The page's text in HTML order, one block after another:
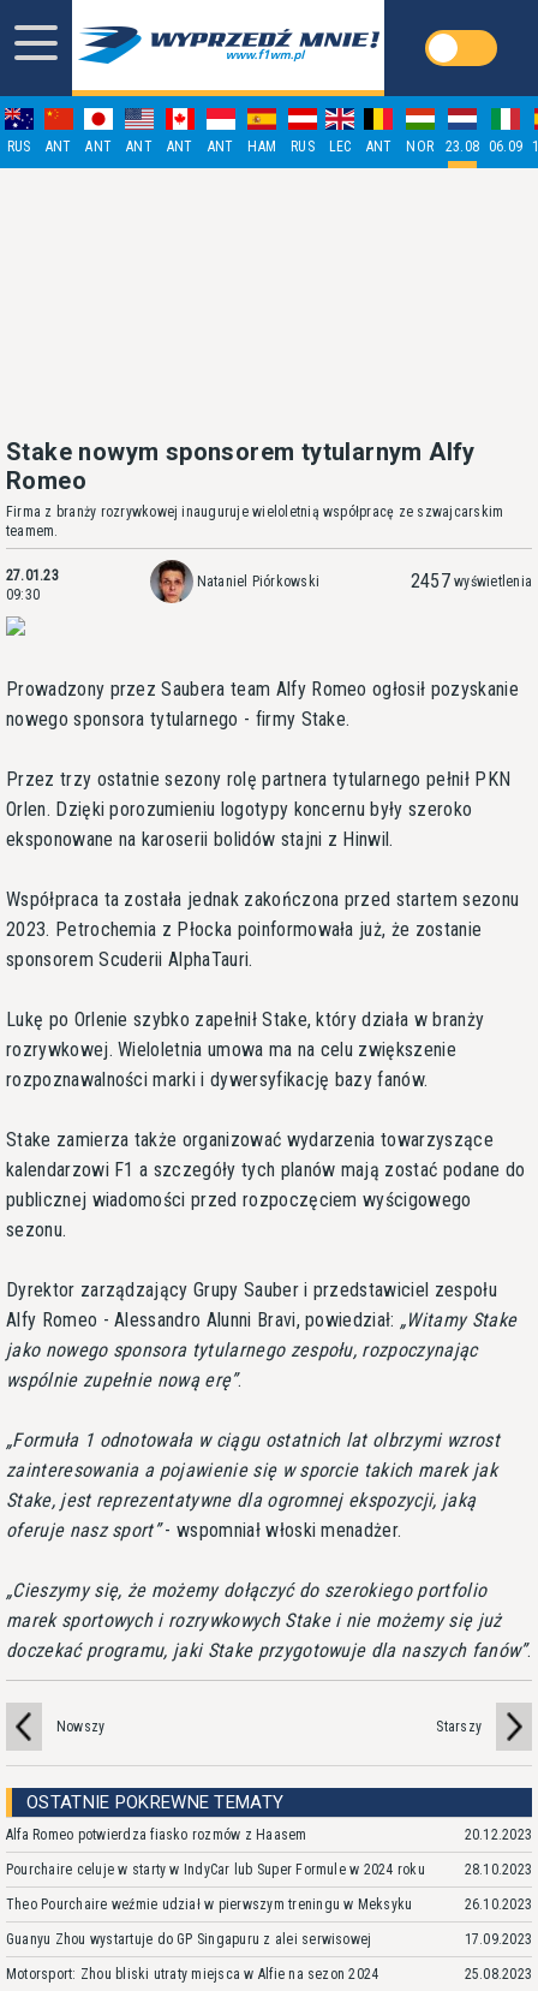
RUS ANT ANT ANT ANT ANT HAM RUS LEC ANT NOR 23.08 06.09
Stake nowym sponsorem tytularnym Alfy
Romeo
Firma z branży rozrywkowej inauguruje wieloletnią współpracę ze szwajcarskim
teamem.
27.01.23
09:30
Nataniel Piórkowski 2457 wyświetlenia
Prowadzony przez Saubera team Alfy Romeo ogłosił pozyskanie
nowego sponsora tytularnego - firmy Stake.
Przez trzy ostatnie sezony rolę partnera tytularnego pełnił PKN
Orlen. Dzięki porozumieniu logotypy koncernu były szeroko
eksponowane na karoserii bolidów stajni z Hinwil.
Współpraca ta została jednak zakończona przed startem sezonu
2023. Petrochemia z Płocka poinformowała już, że zostanie
sponsorem Scuderii AlphaTauri.
Lukę po Orlenie szybko zapełnił Stake, który działa w branży
rozrywkowej. Wieloletnia umowa ma na celu zwiększenie
rozpoznawalności marki i dywersyfikację bazy fanów.
Stake zamierza także organizować wydarzenia towarzyszące
kalendarzowi F1 a szczegóły tych planów mają zostać podane do
publicznej wiadomości przed rozpoczęciem wyścigowego
sezonu.
Dyrektor zarządzający Grupy Sauber i przedstawiciel zespołu
Alfy Romeo - Alessandro Alunni Bravi, powiedział:
Witamy Stake
jako nowego sponsora tytularnego zespołu, rozpoczynając
wspólnie zupełnie nową erę .
Formuła 1 odnotowała w ciągu ostatnich lat olbrzymi wzrost
zainteresowania a pojawienie się w sporcie takich marek jak
Stake, jest reprezentatywne dla ogromnej ekspozycji, jaką
oferuje nasz sport - wspomniał włoski menadżer.
Cieszymy się, że możemy dołączyć do szerokiego portfolio
marek sportowych i rozrywkowych Stake i nie możemy się już
doczekać programu, jaki Stake przygotowuje dla naszych fanów .
Nowszy Starszy
OSTATNIE POKREWNE TEMATY
Alfa Romeo potwierdza fiasko rozmów z Haasem 20.12.2023
Pourchaire celuje w starty w IndyCar lub Super Formule w 2024 roku 28.10.2023
Theo Pourchaire weźmie udział w pierwszym treningu w Meksyku 26.10.2023
Guanyu Zhou wystartuje do GP Singapuru z alei serwisowej 17.09.2023
Motorsport: Zhou bliski utraty miejsca w Alfie na sezon 2024 25.08.2023